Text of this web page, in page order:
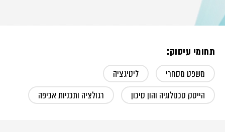
תחומי עיסוק:
משפט מסחרי
ליטיגציה
הייטק טכנולוגיה והון סיכון
רגולציה ותכניות אכיפה